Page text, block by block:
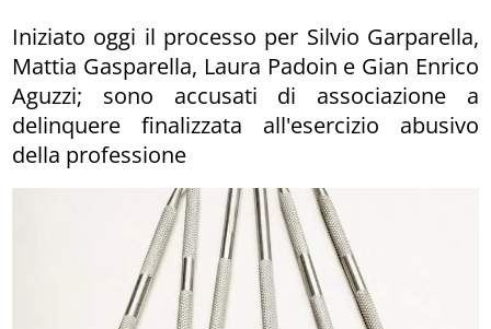
Iniziato oggi il processo per Silvio Garparella,
Mattia Gasparella, Laura Padoin e Gian Enrico
Aguzzi; sono accusati di associazione a
delinquere finalizzata all'esercizio abusivo
della professione